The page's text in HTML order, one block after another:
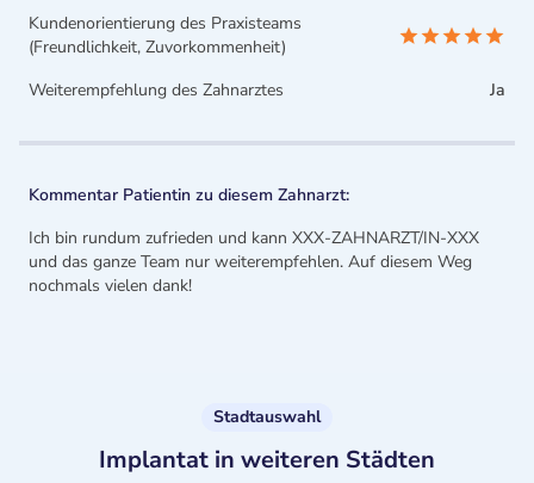
Kundenorientierung des Praxisteams
(Freundlichkeit, Zuvorkommenheit)
Weiterempfehlung des Zahnarztes
Ja
Kommentar Patientin zu diesem Zahnarzt:
Ich bin rundum zufrieden und kann XXX-ZAHNARZT/IN-XXX
und das ganze Team nur weiterempfehlen. Auf diesem Weg
nochmals vielen dank!
Stadtauswahl
Implantat in weiteren Städten